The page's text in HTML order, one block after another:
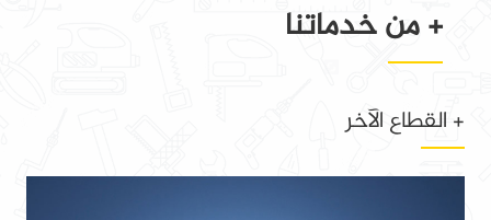
+ من خدماتنا
+ القطاع الآخر